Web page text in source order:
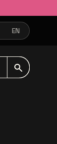
ENGLISH
EN